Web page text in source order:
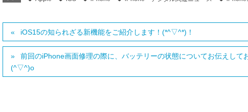
iOS15の知られざる新機能をご紹介します！(*^▽^*)！
前回のiPhone画面修理の際に、バッテリーの状態についてお伝えし
(^▽^)o